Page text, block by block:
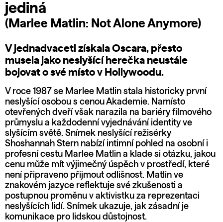
jediná
(Marlee Matlin: Not Alone Anymore)
V jednadvaceti získala Oscara, přesto
musela jako neslyšící herečka neustále
bojovat o své místo v Hollywoodu.
V roce 1987 se Marlee Matlin stala historicky první
neslyšící osobou s cenou Akademie. Namísto
otevřených dveří však narazila na bariéry filmového
průmyslu a každodenní vyjednávání identity ve
slyšícím světě. Snímek neslyšící režisérky
Shoshannah Stern nabízí intimní pohled na osobní i
profesní cestu Marlee Matlin a klade si otázku, jakou
cenu může mít výjimečný úspěch v prostředí, které
není připraveno přijmout odlišnost. Matlin ve
znakovém jazyce reflektuje své zkušenosti a
postupnou proměnu v aktivistku za reprezentaci
neslyšících lidí. Snímek ukazuje, jak zásadní je
komunikace pro lidskou důstojnost.